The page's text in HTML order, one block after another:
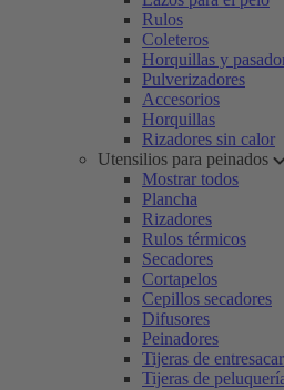
Rulos
Coleteros
Horquillas y
Pulverizadores
Accesorios
Horquillas
Rizadores sin calor
Utensilios para peinados
Mostrar todos
Plancha
Rizadores
Rulos térmicos
Secadores
Cortapelos
Cepillos secadores
Difusores
Peinadores
Tijeras de entresacar
Tijeras de